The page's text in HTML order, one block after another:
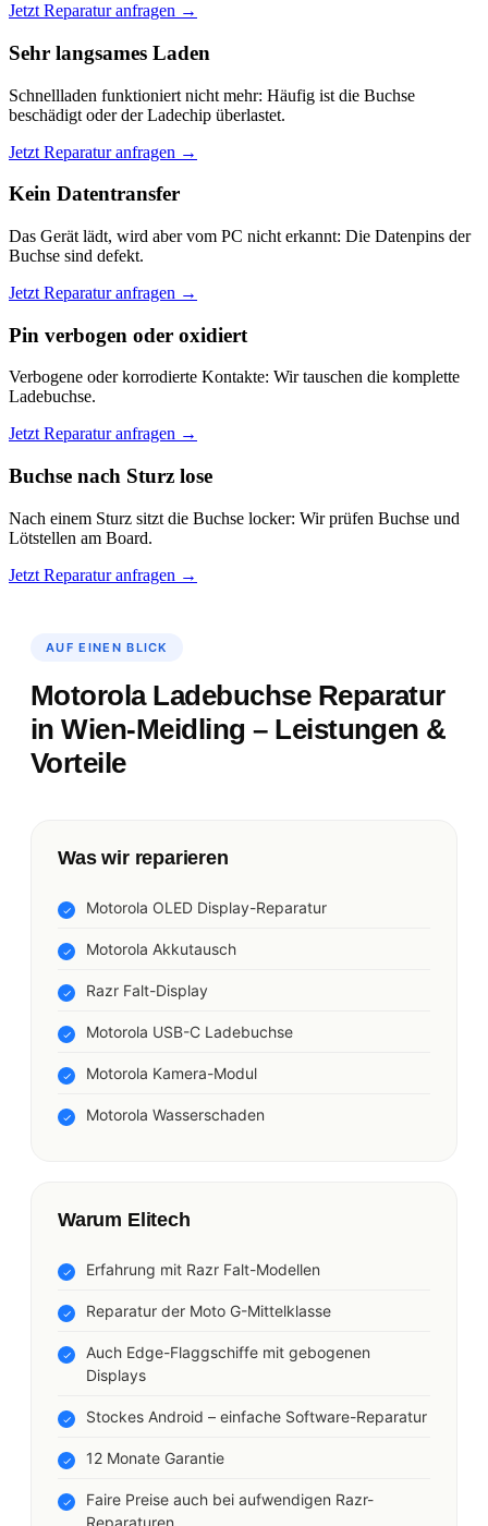
Jetzt Reparatur anfragen →
Sehr langsames Laden
Schnellladen funktioniert nicht mehr: Häufig ist die Buchse
beschädigt oder der Ladechip überlastet.
Jetzt Reparatur anfragen →
Kein Datentransfer
Das Gerät lädt, wird aber vom PC nicht erkannt: Die Datenpins der
Buchse sind defekt.
Jetzt Reparatur anfragen →
Pin verbogen oder oxidiert
Verbogene oder korrodierte Kontakte: Wir tauschen die komplette
Ladebuchse.
Jetzt Reparatur anfragen →
Buchse nach Sturz lose
Nach einem Sturz sitzt die Buchse locker: Wir prüfen Buchse und
Lötstellen am Board.
Jetzt Reparatur anfragen →
AUF EINEN BLICK
Motorola Ladebuchse Reparatur
in Wien-Meidling – Leistungen &
Vorteile
Was wir reparieren
Motorola OLED Display-Reparatur
Motorola Akkutausch
Razr Falt-Display
Motorola USB-C Ladebuchse
Motorola Kamera-Modul
Motorola Wasserschaden
Warum Elitech
Erfahrung mit Razr Falt-Modellen
Reparatur der Moto G-Mittelklasse
Auch Edge-Flaggschiffe mit gebogenen
Displays
Stockes Android – einfache Software-Reparatur
12 Monate Garantie
Faire Preise auch bei aufwendigen Razr-
Reparaturen